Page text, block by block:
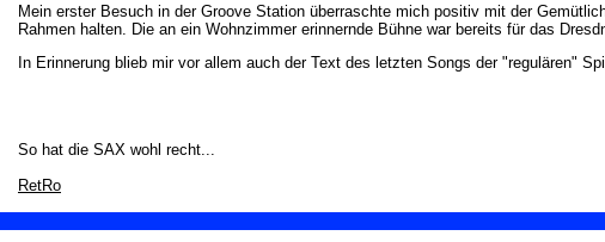
Mein erster Besuch in der Groove Station überraschte mich positiv mit der
Rahmen halten. Die an ein Wohnzimmer erinnernde Bühne war bereits für das
In Erinnerung blieb mir vor allem auch der Text des letzten Songs der "regulären"
So hat die SAX wohl recht...
RetRo